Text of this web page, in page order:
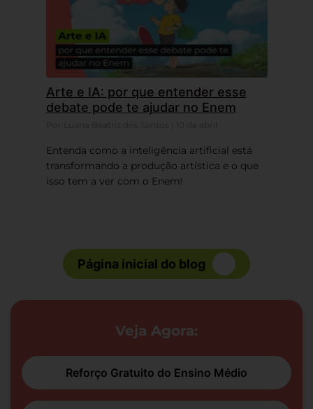
Arte e IA: por que entender esse
debate pode te ajudar no Enem
Entenda como a inteligência artificial está
transformando a produção artística e o que
isso tem a ver com o Enem!
Página inicial do blog
Veja Agora:
Reforço Gratuito do Ensino Médio